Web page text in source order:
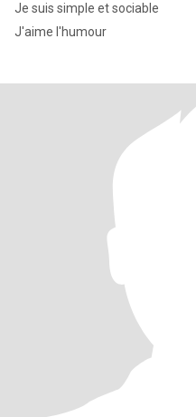
Je suis simple et sociable
J'aime l'humour